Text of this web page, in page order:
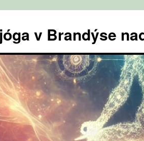
v Brandýse